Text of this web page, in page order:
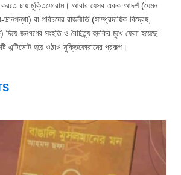
করতে চায় মুক্তিফোরাম। আবার যেসব একক আদর্শ (যেমন
ডানপন্থা) বা পরিচয়ের রাজনীতি (সাম্প্রদায়িক বিদ্বেষ,
দিয়ে জনগণের সংহতি ও বৈচিত্র্য হুমকির মুখে ফেলা হয়েছে
এন্টিডোট হয়ে ওঠাও মুক্তিফোরামের প্রকল্প।